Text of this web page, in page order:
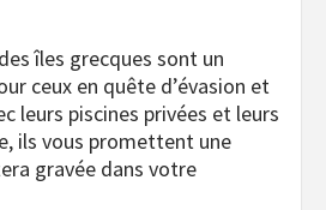
îles grecques sont un
ceux en quête d’évasion et
leurs piscines privées et leurs
ils vous promettent une
gravée dans votre